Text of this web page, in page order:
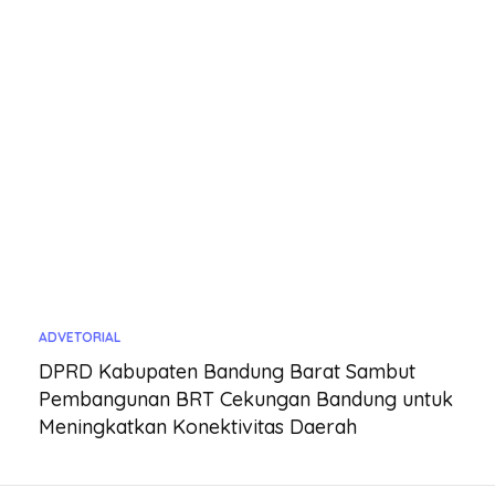
ADVETORIAL
DPRD Kabupaten Bandung Barat Sambut
Pembangunan BRT Cekungan Bandung untuk
Meningkatkan Konektivitas Daerah